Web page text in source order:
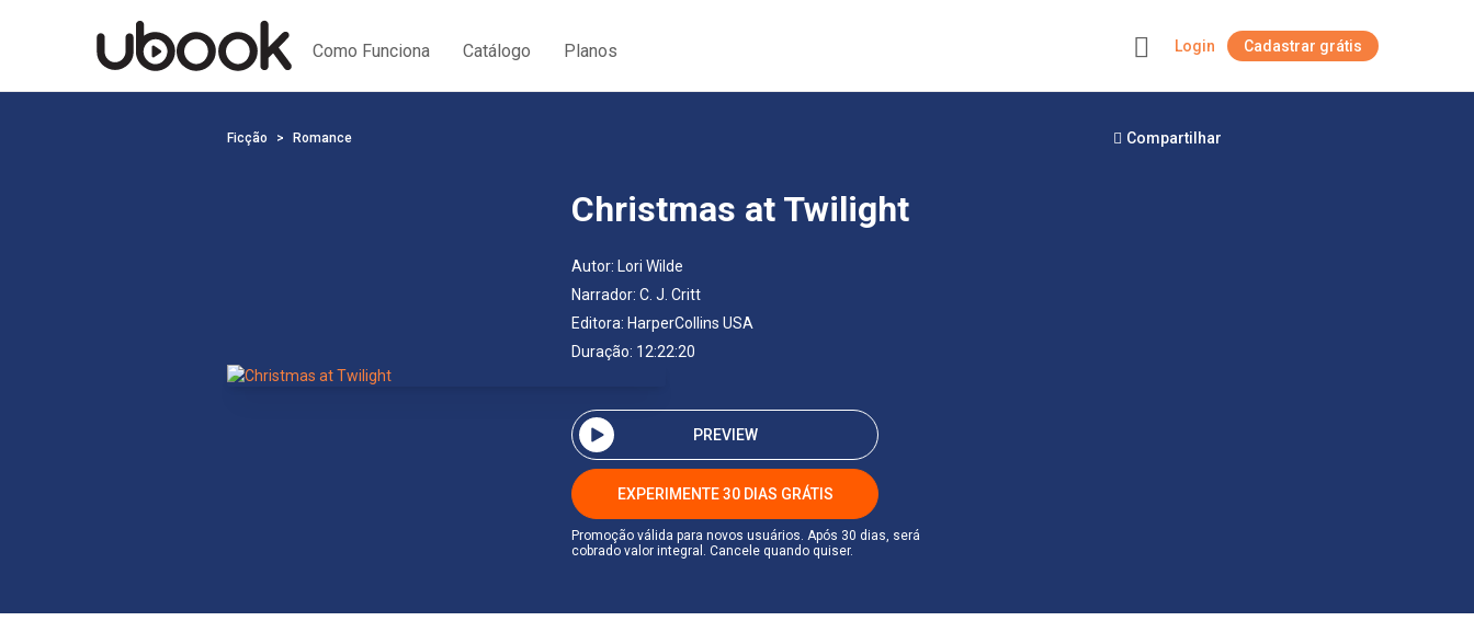
Como Funciona Catálogo Planos Login Cadastrar grátis
Ficção Romance Compartilhar
Christmas at Twilight
Autor: Lori Wilde
Narrador: C. J. Critt
Editora: HarperCollins USA
Duração: 12:22:20
PREVIEW
EXPERIMENTE 30 DIAS GRÁTIS
Promoção válida para novos usuários. Após 30 dias, será
cobrado valor integral. Cancele quando quiser.